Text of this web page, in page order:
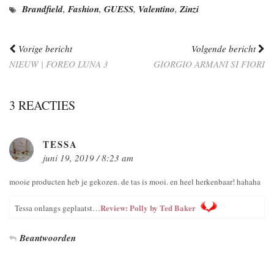
Brandfield, Fashion, GUESS, Valentino, Zinzi
Vorige bericht
NIEUW | FOREO LUNA 3
Volgende bericht
GIORGIO ARMANI SI FIORI
3 REACTIES
TESSA
juni 19, 2019 / 8:23 am
mooie producten heb je gekozen. de tas is mooi. en heel herkenbaar! hahaha
Tessa onlangs geplaatst…Review: Polly by Ted Baker
Beantwoorden